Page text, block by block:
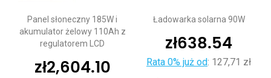
Panel słoneczny 185W i
akumulator żelowy 110Ah z
regulatorem LCD
zł2,604.10
Ładowarka solarna 90W
zł638.54
Rata 0% już od: 127,71 zł